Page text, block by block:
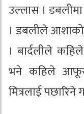
उल्लास ।
। डबलीले आशाको
। बार्दलीले
भने कहिले
मित्रलाई पछारिने